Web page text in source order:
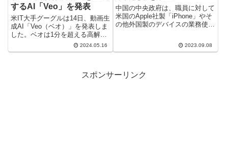
するAI「Veo」を発表
米IT大手グーグルは14日、動画生
成AI「Veo（ベオ）」を発表しま
した。ベオは1分を超える高解像
度動画を生成でき、14日から一
部の映画関係者に提供を開始しま
「多くの斑点があるクラ...
2024.05.16
中国の中央政府は、職員に対して
米国のApple社製「iPhone」やそ
の他外国製のデバイスの業務使用
詳しいいくつかの関係者によって
2023.09.08
スポンサーリンク